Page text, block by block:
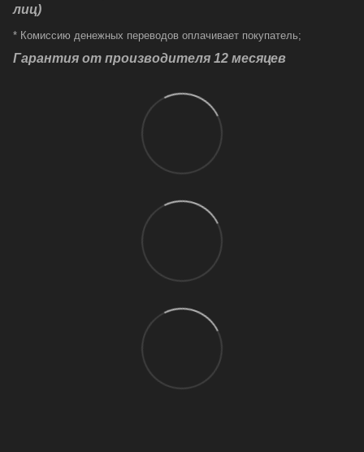
лиц)
* Комиссию денежных переводов оплачивает покупатель;
Гарантия от производителя 12 месяцев